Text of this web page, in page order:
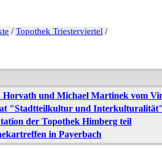
/ Topothek Triesterviertel /
Horvath und Michael Martinek vom
"Stadtteilkultur und
der Topothek Himberg teil
in Payerbach